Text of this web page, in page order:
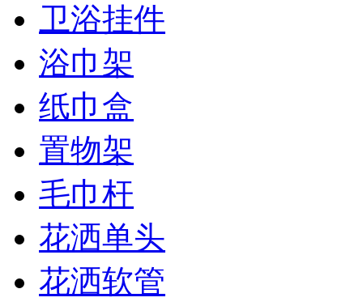
卫浴挂件
浴巾架
纸巾盒
置物架
毛巾杆
花洒单头
花洒软管